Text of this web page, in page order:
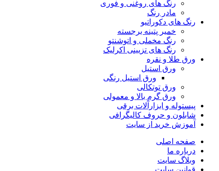
رنگ‌ های روغنی و فوری
مادر رنگ
رنگ های دکوراتیو
خمیر پتینه برجسته
رنگ مخملی و اتوشنتو
رنگ های تزیینی اکرلیک
ورق طلا و نقره
ورق استیل
ورق استیل رنگی
ورق توتکالی
ورق گرم بالا و معمولی
پیستوله و ابزارآلات برقی
شابلون و حروف کالیگرافی
آموزش خرید از سایت
صفحه اصلی
درباره ما
وبلاگ سایت
قوانین سایت